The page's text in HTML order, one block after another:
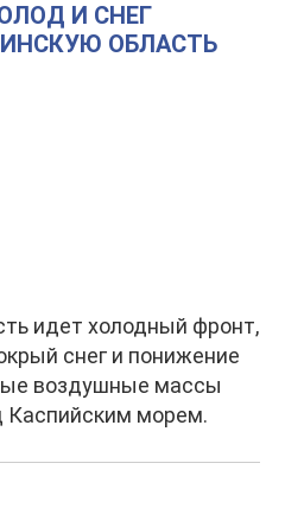
И СНЕГ
ОБЛАСТЬ
идет холодный фронт,
снег и понижение
воздушные массы
Каспийским морем.